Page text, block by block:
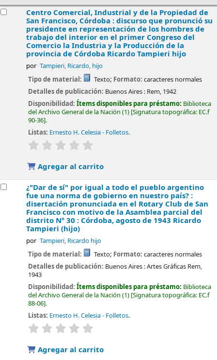
Centro Comercial, Industrial y de la Propiedad de
San Francisco, Córdoba : discurso que pronunció su
presidente en representación de los hombres de
trabajo del interior en el primer Congreso del
Comercio la Industria y la Producción de la
provincia de Córdoba Ricardo Tampieri hijo
por Tampieri, Ricardo, hijo
Tipo de material: Texto; Formato: caracteres normales
Detalles de publicación: Buenos Aires : Rem, 1942
Disponibilidad:Ítems disponibles para préstamo: Biblioteca
del Archivo General de la Nación (1) Signatura topográfica: EC.f
90-36 .
Listas: Ernesto H. Celesia - Folletos.
valoración
Agregar al carrito
¿"Dar de sí" por igual a todo el pueblo argentino
fue una norma de gobierno en nuestro país? :
disertación pronunciada en el Rotary Club de San
Francisco con motivo de la Asamblea parcial del
distrito Nº 30 : Córdoba, agosto de 1943 Ricardo
Tampieri (hijo)
por Tampieri, Ricardo hijo
Tipo de material: Texto; Formato: caracteres normales
Detalles de publicación: Buenos Aires :Artes Gráficas Rem,
1943
Disponibilidad:Ítems disponibles para préstamo: Biblioteca
del Archivo General de la Nación (1) Signatura topográfica: EC.f
88-06 .
Listas: Ernesto H. Celesia - Folletos.
valoración
Agregar al carrito